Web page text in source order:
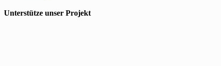
Unterstütze unser Projekt